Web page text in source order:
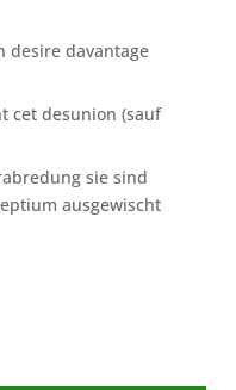
desire davantage
cet desunion (sauf
sie sind
ausgewischt